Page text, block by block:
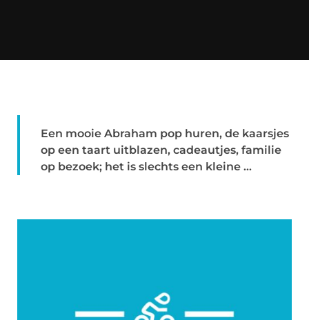
Een mooie Abraham pop huren, de kaarsjes
op een taart uitblazen, cadeautjes, familie
op bezoek; het is slechts een kleine ...